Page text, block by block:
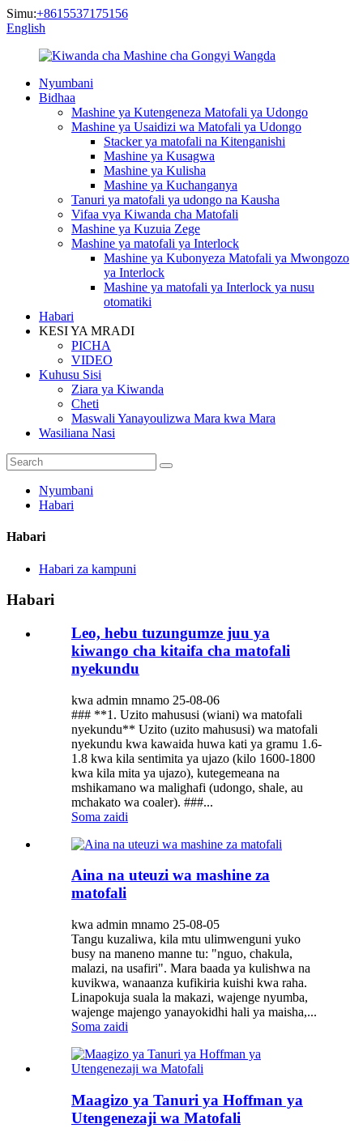
Simu:+8615537175156
English
Nyumbani
Bidhaa
Mashine ya Kutengeneza Matofali ya Udongo
Mashine ya Usaidizi wa Matofali ya Udongo
Stacker ya matofali na Kitenganishi
Mashine ya Kusagwa
Mashine ya Kulisha
Mashine ya Kuchanganya
Tanuri ya matofali ya udongo na Kausha
Vifaa vya Kiwanda cha Matofali
Mashine ya Kuzuia Zege
Mashine ya matofali ya Interlock
Mashine ya Kubonyeza Matofali ya Mwongozo
ya Interlock
Mashine ya matofali ya Interlock ya nusu
otomatiki
Habari
KESI YA MRADI
PICHA
VIDEO
Kuhusu Sisi
Ziara ya Kiwanda
Cheti
Maswali Yanayoulizwa Mara kwa Mara
Wasiliana Nasi
Nyumbani
Habari
Habari
Habari za kampuni
Habari
Leo, hebu tuzungumze juu ya
kiwango cha kitaifa cha matofali
nyekundu
kwa admin mnamo 25-08-06
### **1. Uzito mahususi (wiani) wa matofali
nyekundu** Uzito (uzito mahususi) wa matofali
nyekundu kwa kawaida huwa kati ya gramu 1.6-
1.8 kwa kila sentimita ya ujazo (kilo 1600-1800
kwa kila mita ya ujazo), kutegemeana na
mshikamano wa malighafi (udongo, shale, au
mchakato wa coaler). ###...
Soma zaidi
Aina na uteuzi wa mashine za
matofali
kwa admin mnamo 25-08-05
Tangu kuzaliwa, kila mtu ulimwenguni yuko
busy na maneno manne tu: "nguo, chakula,
malazi, na usafiri". Mara baada ya kulishwa na
kuvikwa, wanaanza kufikiria kuishi kwa raha.
Linapokuja suala la makazi, wajenge nyumba,
wajenge majengo yanayokidhi hali ya maisha,...
Soma zaidi
Maagizo ya Tanuri ya Hoffman ya
Utengenezaji wa Matofali